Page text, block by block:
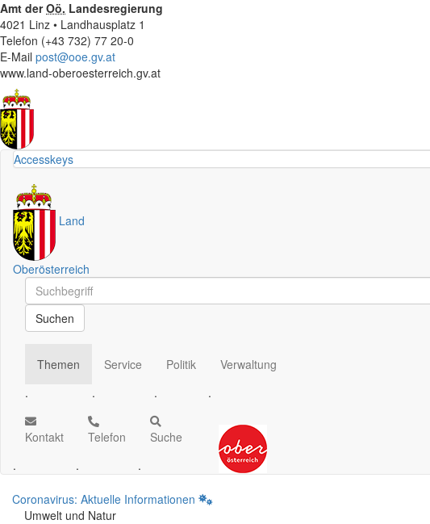
Amt derOö. Landesregierung
4021 Linz • Landhausplatz 1
Telefon (+43 732) 77 20-0
E-Mail post@ooe.gv.at
www.land-oberoesterreich.gv.at
Accesskeys
Land
Oberösterreich
Schnellsuche
Schnellsuche
Suchen
Themen
.
Service
.
Politik
.
Verwaltung
.
Kontakt
.
Telefon
.
Suche
.
Coronavirus: Aktuelle Informationen
Umwelt und Natur